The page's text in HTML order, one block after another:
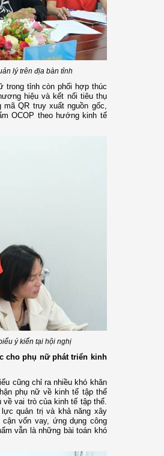
lý trên địa bàn tỉnh
trong tỉnh còn phối hợp thúc
hiệu và kết nối tiêu thụ
QR truy xuất nguồn gốc,
OCOP theo hướng kinh tế
ý kiến tại hội nghị
cho phụ nữ phát triển kinh
cũng chỉ ra nhiều khó khăn
phụ nữ về kinh tế tập thể
vai trò của kinh tế tập thể.
quản trị và khả năng xây
vốn vay, ứng dụng công
vẫn là những bài toán khó